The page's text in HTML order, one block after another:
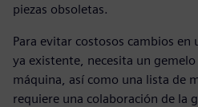
piezas obsoletas.
Para evitar costosos cambios
ya existente, necesita un
máquina, así como una lista de
requiere una colaboración de la